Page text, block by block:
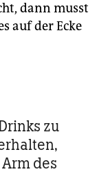
dann musst
auf der Ecke
zu
des